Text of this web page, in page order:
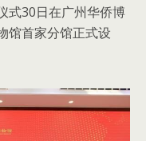
式30日在广州华侨博
馆首家分馆正式设